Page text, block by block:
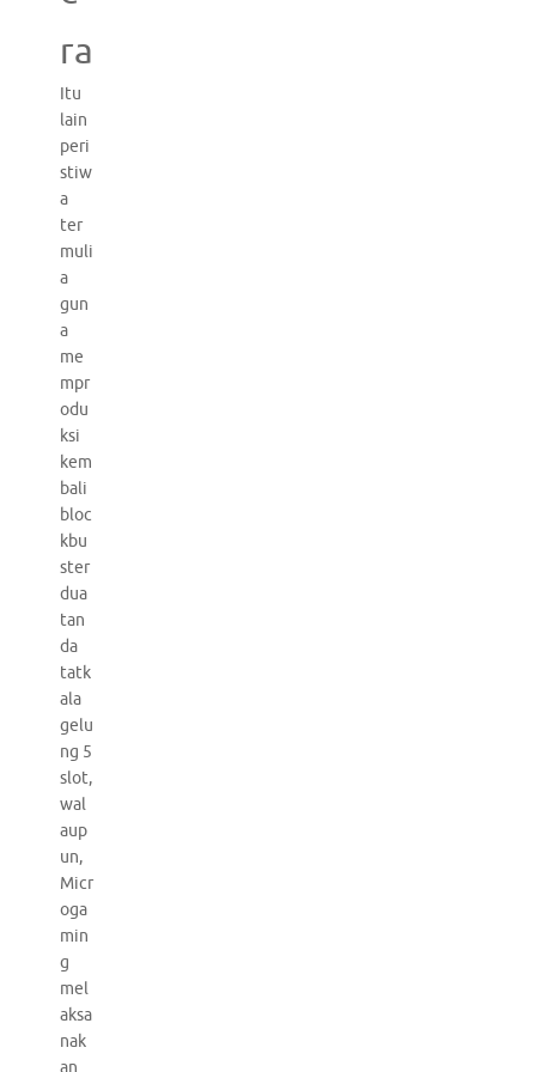
ra
Itu
lain
peri
stiw
a
ter
muli
a
gun
a
me
mpr
odu
ksi
kem
bali
bloc
kbu
ster
dua
tan
da
tatk
ala
gelu
ng 5
slot,
wal
aup
un,
Micr
oga
min
g
mel
aksa
nak
an